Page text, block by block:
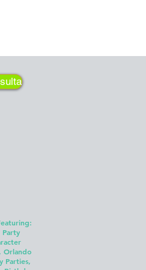
Party
Orlando
Parties,